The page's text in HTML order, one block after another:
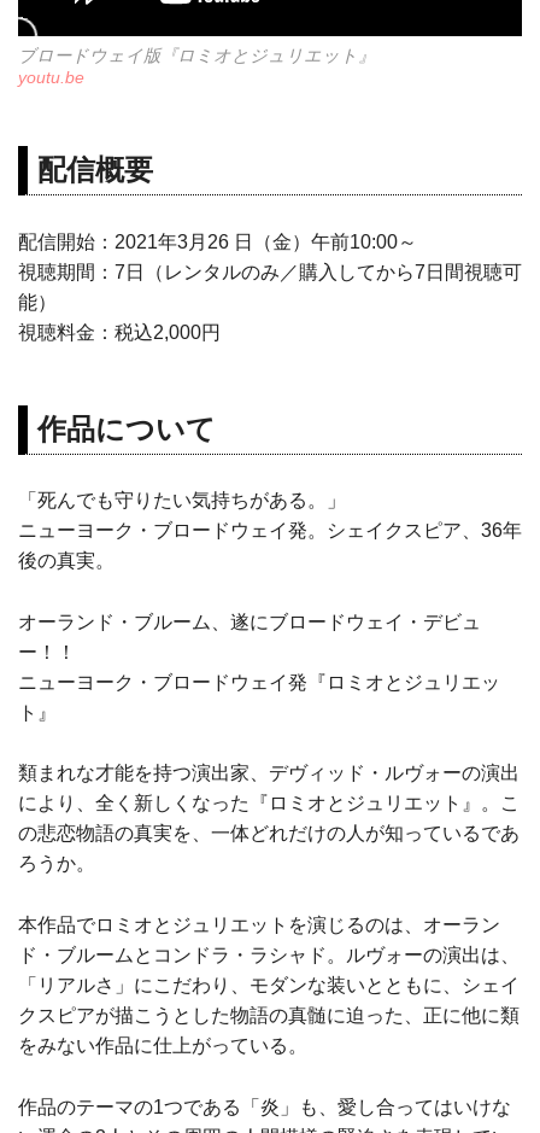
ブロードウェイ版『ロミオとジュリエット』
youtu.be
配信概要
配信開始：2021年3月26 日（金）午前10:00～
視聴期間：7日（レンタルのみ／購入してから7日間視聴可
能）
視聴料金：税込2,000円
作品について
「死んでも守りたい気持ちがある。」
ニューヨーク・ブロードウェイ発。シェイクスピア、36年
後の真実。
オーランド・ブルーム、遂にブロードウェイ・デビュ
ー！！
ニューヨーク・ブロードウェイ発『ロミオとジュリエッ
ト』
類まれな才能を持つ演出家、デヴィッド・ルヴォーの演出
により、全く新しくなった『ロミオとジュリエット』。こ
の悲恋物語の真実を、一体どれだけの人が知っているであ
ろうか。
本作品でロミオとジュリエットを演じるのは、オーラン
ド・ブルームとコンドラ・ラシャド。ルヴォーの演出は、
「リアルさ」にこだわり、モダンな装いとともに、シェイ
クスピアが描こうとした物語の真髄に迫った、正に他に類
をみない作品に仕上がっている。
作品のテーマの1つである「炎」も、愛し合ってはいけな